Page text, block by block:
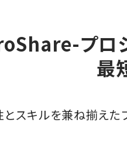
プロ
最
スキルを兼ね揃えた